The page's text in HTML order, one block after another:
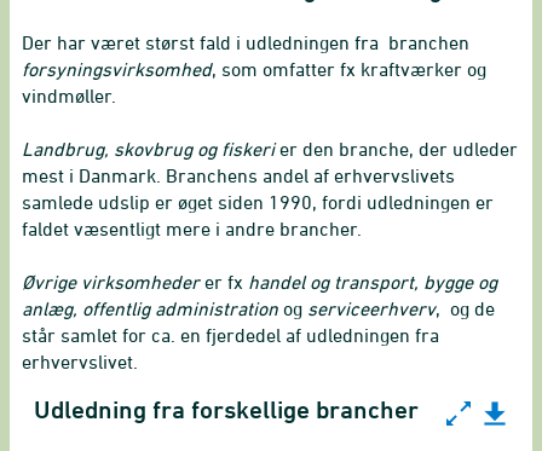
Der har været størst fald i udledningen fra branchen
forsyningsvirksomhed, som omfatter fx kraftværker og
vindmøller.
Landbrug, skovbrug og fiskerier den branche, der udleder
mest i Danmark. Branchens andel af erhvervslivets
samlede udslip er øget siden 1990, fordi udledningen er
faldet væsentligt mere i andre brancher.
Øvrige virksomhederer fx handel og transport, bygge og
anlæg, offentlig administration og serviceerhverv, og de
står samlet for ca. en fjerdedel af udledningen fra
erhvervslivet.
Udledning fra forskellige brancher
Udledning fra forskellige brancher